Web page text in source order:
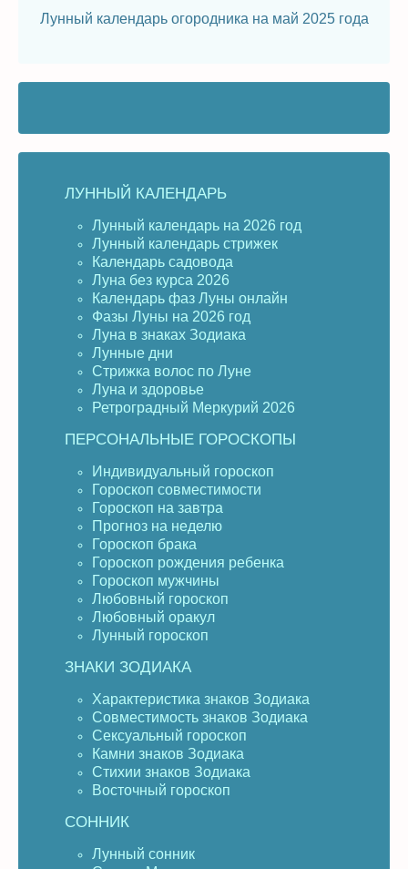
Лунный календарь огородника на май 2025 года
ЛУННЫЙ КАЛЕНДАРЬ
Лунный календарь на 2026 год
Лунный календарь стрижек
Календарь садовода
Луна без курса 2026
Календарь фаз Луны онлайн
Фазы Луны на 2026 год
Луна в знаках Зодиака
Лунные дни
Стрижка волос по Луне
Луна и здоровье
Ретроградный Меркурий 2026
ПЕРСОНАЛЬНЫЕ ГОРОСКОПЫ
Индивидуальный гороскоп
Гороскоп совместимости
Гороскоп на завтра
Прогноз на неделю
Гороскоп брака
Гороскоп рождения ребенка
Гороскоп мужчины
Любовный гороскоп
Любовный оракул
Лунный гороскоп
ЗНАКИ ЗОДИАКА
Характеристика знаков Зодиака
Совместимость знаков Зодиака
Сексуальный гороскоп
Камни знаков Зодиака
Стихии знаков Зодиака
Восточный гороскоп
СОННИК
Лунный сонник